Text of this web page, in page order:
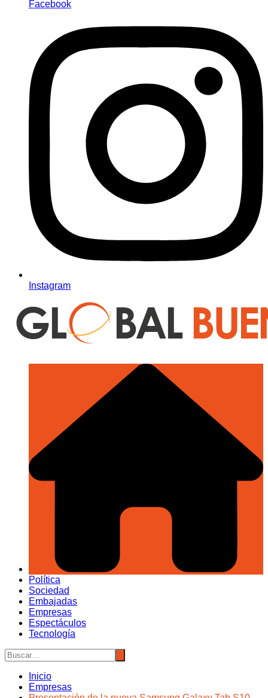
Facebook
Instagram
Política
Sociedad
Embajadas
Empresas
Espectáculos
Tecnología
Inicio
Empresas